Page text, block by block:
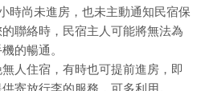
時尚未進房，也未主動通知民宿保
聯絡時，民宿主人可能將無法為
的暢通。
人住宿，有時也可提前進房，即